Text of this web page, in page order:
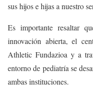
sus hijos e hijas a nuestro
Es importante resaltar
innovación abierta, el
Athletic Fundazioa y a
entorno de pediatría se
ambas instituciones.